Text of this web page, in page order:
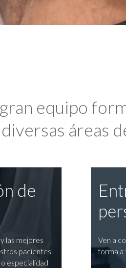
equipo
diversas áreas
de
las mejores
pacientes
especialidad
Ven a
forma a